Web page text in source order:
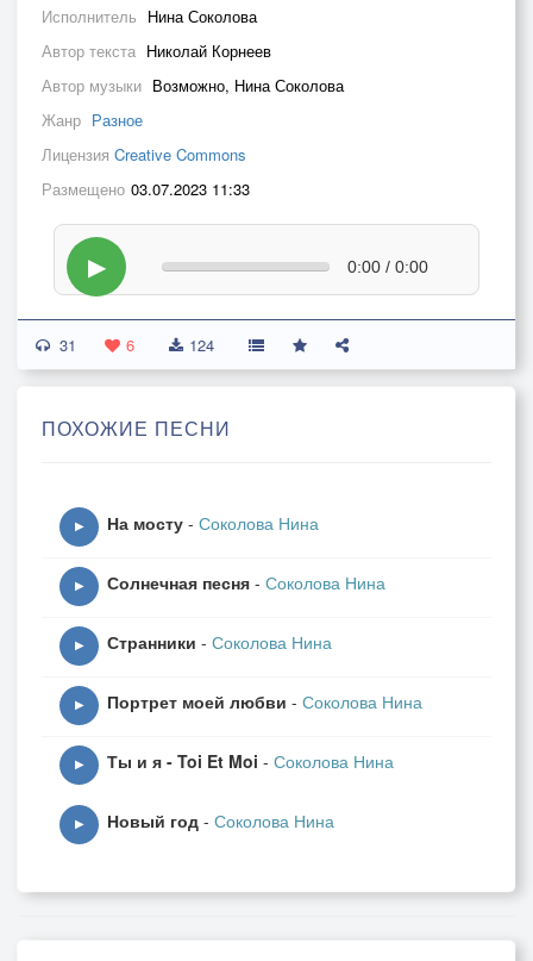
Исполнитель Нина Соколова
Автор текста Николай Корнеев
Автор музыки Возможно, Нина Соколова
Жанр Разное
Лицензия Creative Commons
Размещено 03.07.2023 11:33
▶ 0:00 / 0:00
31 6 124
ПОХОЖИЕ ПЕСНИ
▶ На мосту - Соколова Нина
▶ Солнечная песня - Соколова Нина
▶ Странники - Соколова Нина
▶ Портрет моей любви - Соколова Нина
▶ Ты и я - Toi Et Moi - Соколова Нина
▶ Новый год - Соколова Нина